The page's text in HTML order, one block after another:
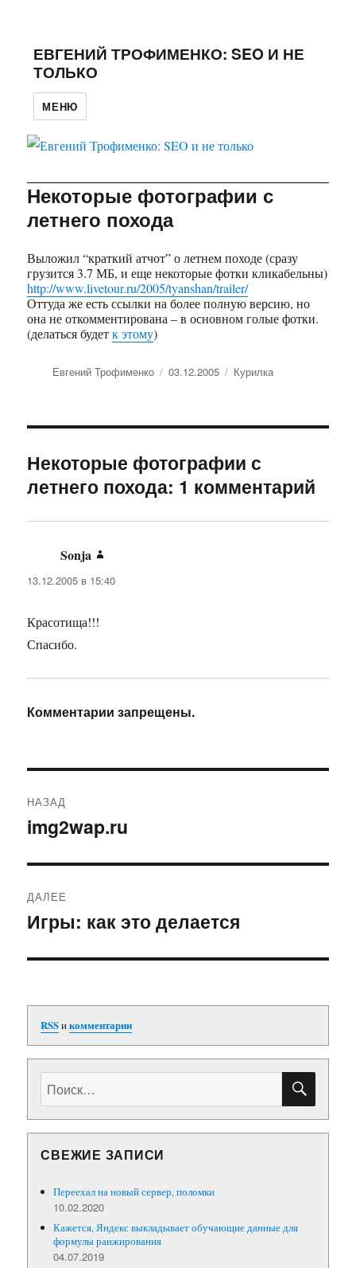
ЕВГЕНИЙ ТРОФИМЕНКО: SEO И НЕ
ТОЛЬКО
МЕНЮ
Некоторые фотографии с
летнего похода
Выложил “краткий атчот” о летнем походе (сразу
грузится 3.7 МБ, и еще некоторые фотки кликабельны)
http://www.livetour.ru/2005/tyanshan/trailer/
Оттуда же есть ссылки на более полную версию, но
она не откомментирована – в основном голые фотки.
(делаться будетк этому)
Автор
Евгений Трофименко Опубликовано
03.12.2005 Рубрики
Курилка
Некоторые фотографии с
летнего похода: 1 комментарий
Sonja
13.12.2005 в 15:40
Красотища!!!
Спасибо.
Комментарии запрещены.
по
НАЗАД
Предыдущая
img2wap.ru
ДАЛЕЕ
Следующая
Игры: как это делается
RSSикомментарии
СВЕЖИЕ ЗАПИСИ
Переехал на новый сервер, поломки
10.02.2020
Кажется, Яндекс выкладывает обучающие данные для
формулы ранжирования
04.07.2019